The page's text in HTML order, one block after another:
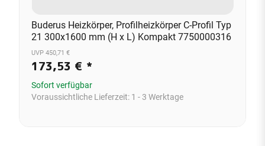
Buderus Heizkörper, Profilheizkörper C-Profil Typ
21 300x1600 mm (H x L) Kompakt 7750000316
UVP 450,71 €
173,53 € *
Sofort verfügbar
Voraussichtliche Lieferzeit: 1 - 3 Werktage